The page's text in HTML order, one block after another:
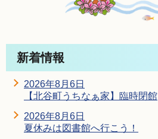
新着情報
2026年8月6日
【北谷町うちなぁ家】臨時閉館
2026年8月6日
夏休みは図書館へ行こう！